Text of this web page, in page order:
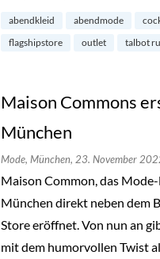
abendkleid abendmode
flagshipstore
outlet talbot
Maison Commons
München
Mode, München, 23. November
Maison Common, das
München direkt neben dem
Store eröffnet. Von nun an
mit dem humorvollen Twist